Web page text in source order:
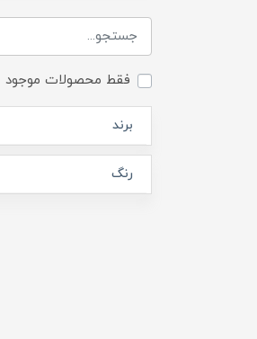
فقط محصولات موجود
برند
رنگ